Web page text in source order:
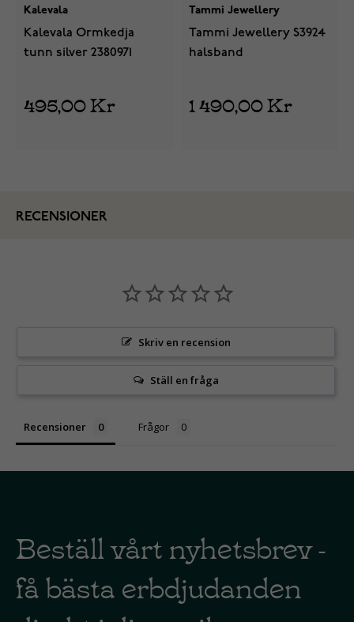
Kalevala
Kalevala Ormkedja
tunn silver 2380971
495,00 Kr
Tammi Jewellery
Tammi Jewellery S3924
halsband
1 490,00 Kr
RECENSIONER
Skriv en recension
Ställ en fråga
Recensioner Frågor
Beställ vårt nyhetsbrev -
få bästa erbdjudanden